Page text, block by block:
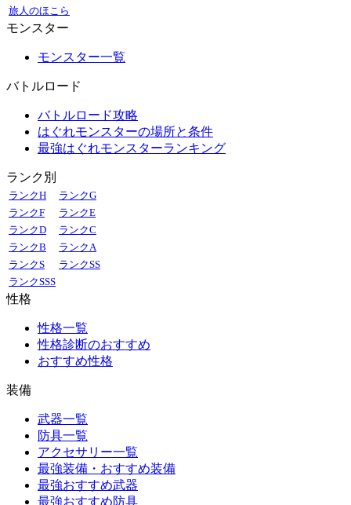
旅人のほこら
モンスター
モンスター一覧
バトルロード
バトルロード攻略
はぐれモンスターの場所と条件
最強はぐれモンスターランキング
ランク別
ランクH
ランクG
ランクF
ランクE
ランクD
ランクC
ランクB
ランクA
ランクS
ランクSS
ランクSSS
性格
性格一覧
性格診断のおすすめ
おすすめ性格
装備
武器一覧
防具一覧
アクセサリー一覧
最強装備・おすすめ装備
最強おすすめ武器
最強おすすめ防具